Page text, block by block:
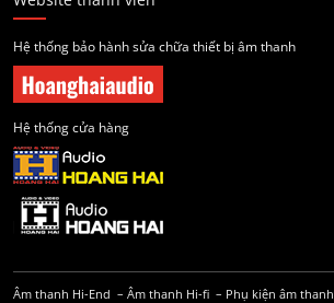
Hệ thống bảo hành sửa chữa thiết bị âm thanh
Hệ thống cửa hàng
Âm thanh Hi-End – Âm thanh Hi-fi – Phụ kiện âm thanh